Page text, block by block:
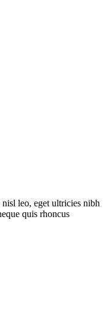
leo, eget ultricies nibh
quis rhoncus